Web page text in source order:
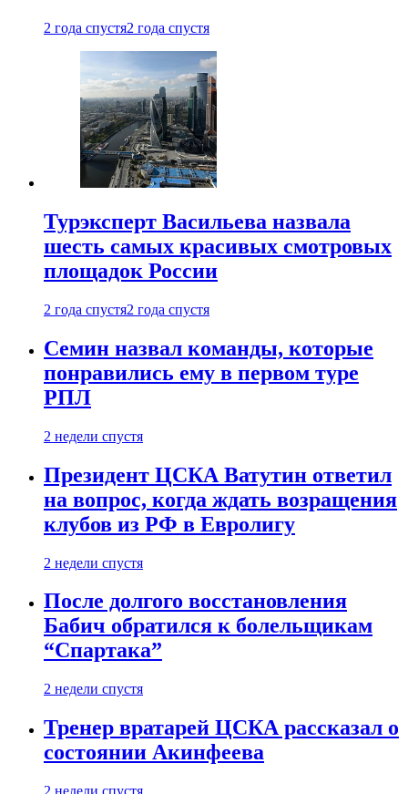
2 года спустя2 года спустя
Турэксперт Васильева назвала
шесть самых красивых смотровых
площадок России
2 года спустя2 года спустя
Семин назвал команды, которые
понравились ему в первом туре
РПЛ
2 недели спустя
Президент ЦСКА Ватутин ответил
на вопрос, когда ждать возращения
клубов из РФ в Евролигу
2 недели спустя
После долгого восстановления
Бабич обратился к болельщикам
“Спартака”
2 недели спустя
Тренер вратарей ЦСКА рассказал о
состоянии Акинфеева